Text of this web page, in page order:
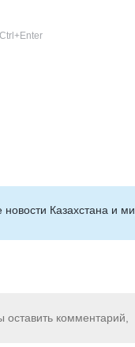
Казахстана и
оставить комментарий,